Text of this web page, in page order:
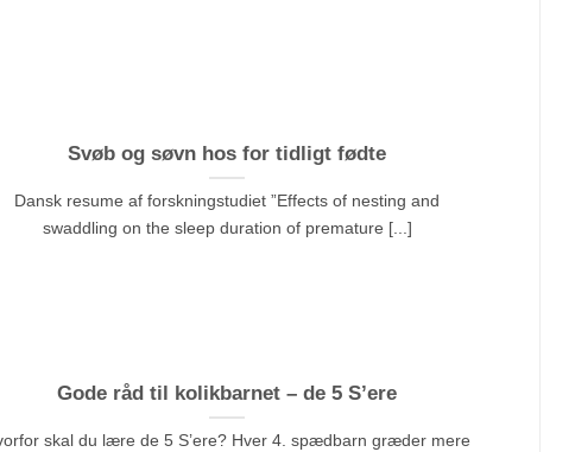
Svøb og søvn hos for tidligt fødte
Dansk resume af forskningstudiet ”Effects of nesting and
swaddling on the sleep duration of premature [...]
Gode råd til kolikbarnet – de 5 S’ere
skal du lære de 5 S’ere? Hver 4. spædbarn græder mere